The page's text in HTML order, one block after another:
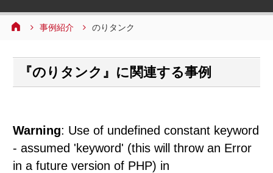
設備案内
よくあるご質問
お問い合わせ
事例紹介 のりタンク
『のりタンク』に関連する事例
Warning: Use of undefined constant keyword
- assumed 'keyword' (this will throw an Error
in a future version of PHP) in